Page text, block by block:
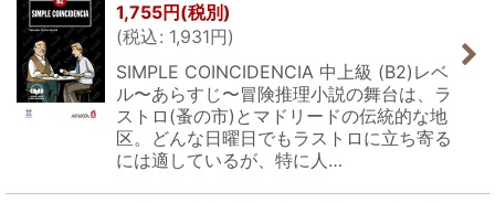
1,755円 (税別)
(税込: 1,931円)
SIMPLE COINCIDENCIA 中上級 (B2)レベ
ル〜あらすじ〜冒険推理小説の舞台は、ラ
ストロ(蚤の市)とマドリードの伝統的な地
区。どんな日曜日でもラストロに立ち寄る
には適しているが、特に人…